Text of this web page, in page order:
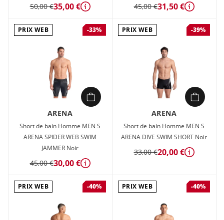
50,00 €35,00 € Détails
45,00 €31,50 € Détails
PRIX WEB -33%
ARENA
Short de bain Homme MEN S
ARENA SPIDER WEB SWIM
JAMMER Noir
45,00 €30,00 € Détails
PRIX WEB -39%
ARENA
Short de bain Homme MEN S
ARENA DIVE SWIM SHORT Noir
33,00 €20,00 € Détails
PRIX WEB -40% PRIX WEB -40%